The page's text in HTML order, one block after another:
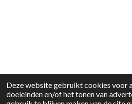
Deze website gebruikt cookies voor
doeleinden en/of het tonen van